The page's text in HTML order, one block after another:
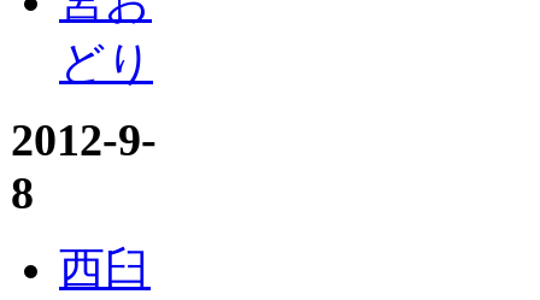
どり
2012-9-
8
西臼